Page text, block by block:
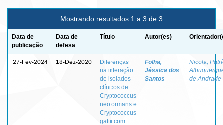
Mostrando resultados 1 a 3 de 3
Data de
publicação
Data de
defesa
Título Autor(es)
27-Fev-2024 18-Dez-2020
Diferenças
na interação
de isolados
clínicos de
Cryptococcus
neoformans e
Cryptococcus
gattii com
Folha,
Jéssica dos
Santos
Nicola,
de Andrade